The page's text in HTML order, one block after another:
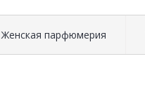
Женская парфюмерия